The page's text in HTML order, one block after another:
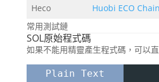
Heco
Huobi ECO Chain
常用測試鏈
SOL原始程式碼
如果不能用精靈產生程式碼，可以
Plain Text